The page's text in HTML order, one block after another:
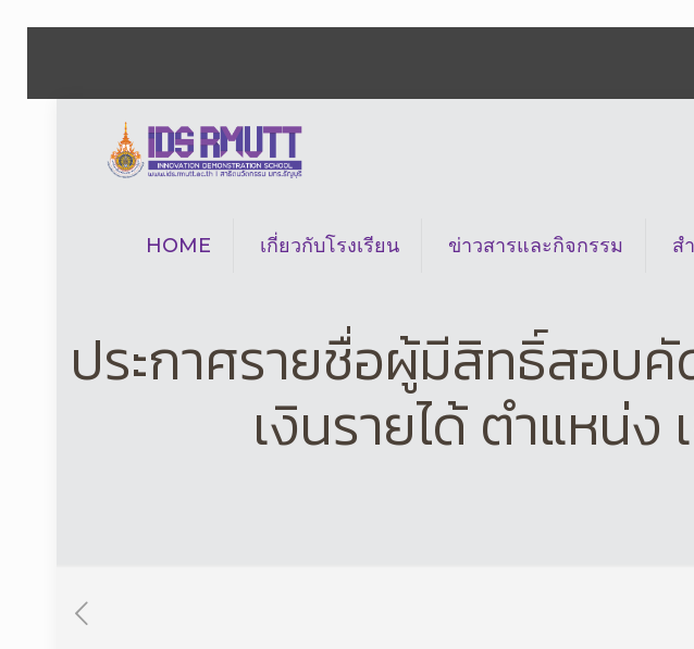
HOME เกี่ยวกับโรงเรียน ข่าวสารและกิจกรรม ส
ประกาศรายชื่อผู้มีสิทธิ์สอบ
เงินรายได้ ตำแหน่ง